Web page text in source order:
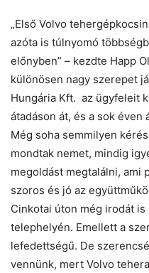
„Első Volvo
azóta is túlnyomó
előnyben” – kezdte Happ
különösen nagy szerepet
Hungária Kft. az ügyfeleit
átadáson át, és a sok
Még soha semmilyen
mondtak nemet, mindig
megoldást megtalálni, ami
szoros és jó az
Cinkotai úton még irodát
telephelyén. Emellett a
lefedettségű. De
vennünk, mert Volvo